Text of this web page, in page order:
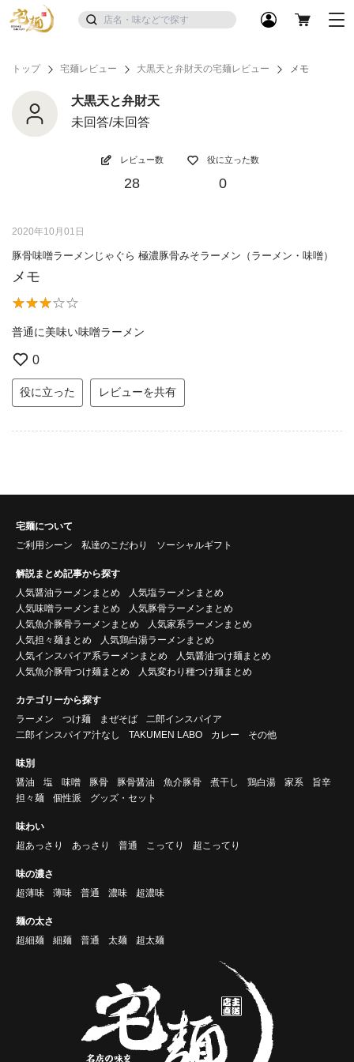
トップ 宅麺レビュー 大黒天と弁財天の宅麺レビュー メモ
大黒天と弁財天
未回答/未回答
レビュー数
28
役に立った数
0
2020年10月01日
豚骨味噌ラーメンじゃぐら 極濃豚骨みそラーメン（ラーメン・味噌）
メモ
普通に美味い味噌ラーメン
0
役に立った レビューを共有
宅麺について
ご利用シーン
私達のこだわり ソーシャルギフト
解説まとめ記事から探す
人気醤油ラーメンまとめ
人気塩ラーメンまとめ
人気味噌ラーメンまとめ
人気豚骨ラーメンまとめ
人気魚介豚骨ラーメンまとめ
人気家系ラーメンまとめ
人気担々麺まとめ
人気鶏白湯ラーメンまとめ
人気インスパイア系ラーメンまとめ
人気醤油つけ麺まとめ
人気魚介豚骨つけ麺まとめ
人気変わり種つけ麺まとめ
カテゴリーから探す
ラーメン
つけ麺 まぜそば
二郎インスパイア
二郎インスパイア汁なし
TAKUMEN LABO カレー その他
味別
醤油
塩 味噌 豚骨 豚骨醤油 魚介豚骨 煮干し 鶏白湯 家系
旨辛
担々麺
個性派 グッズ・セット
味わい
超あっさり
あっさり 普通 こってり 超こってり
味の濃さ
超薄味
薄味 普通 濃味 超濃味
麺の太さ
超細麺
細麺 普通 太麺 超太麺